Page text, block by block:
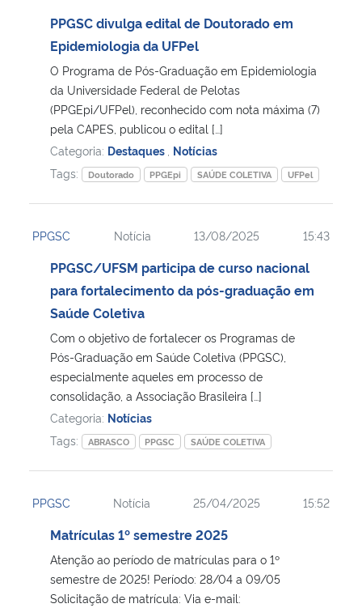
PPGSC divulga edital de Doutorado em
Epidemiologia da UFPel
O Programa de Pós-Graduação em Epidemiologia
da Universidade Federal de Pelotas
(PPGEpi/UFPel), reconhecido com nota máxima (7)
pela CAPES, publicou o edital […]
Categoria: Destaques Notícias
Tags:
Doutorado PPGEpi SAÚDE COLETIVA UFPel
PPGSC Notícia 13/08/2025 15:43
PPGSC/UFSM participa de curso nacional
para fortalecimento da pós-graduação em
Saúde Coletiva
Com o objetivo de fortalecer os Programas de
Pós-Graduação em Saúde Coletiva (PPGSC),
especialmente aqueles em processo de
consolidação, a Associação Brasileira […]
Categoria: Notícias
Tags:
ABRASCO PPGSC SAÚDE COLETIVA
PPGSC Notícia 25/04/2025 15:52
Matrículas 1º semestre 2025
Atenção ao período de matrículas para o 1º
semestre de 2025! Período: 28/04 a 09/05
Solicitação de matrícula: Via e-mail: